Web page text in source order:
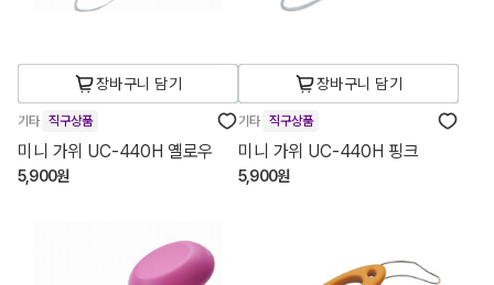
장바구니 담기
기타 직구상품
미니 가위 UC-440H 옐로우
5,900원
장바구니 담기
기타 직구상품
미니 가위 UC-440H 핑크
5,900원